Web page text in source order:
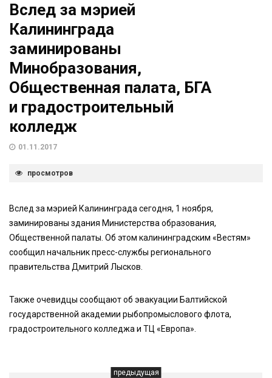
Вслед за мэрией
Калининграда
заминированы
Минобразования,
Общественная палата, БГА
и градостроительный
колледж
01.11.2017
просмотров
Вслед за мэрией Калининграда сегодня, 1 ноября,
заминированы здания Министерства образования,
Общественной палаты. Об этом калининградским «Вестям»
сообщил начальник пресс-службы регионального
правительства Дмитрий Лысков.
Также очевидцы сообщают об эвакуации Балтийской
государственной академии рыбопромыслового флота,
градостроительного колледжа и ТЦ «Европа».
предыдущая